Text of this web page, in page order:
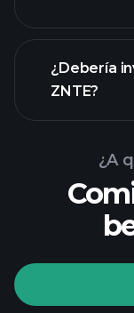
informes
¿Debería
ZNTE?
¿A